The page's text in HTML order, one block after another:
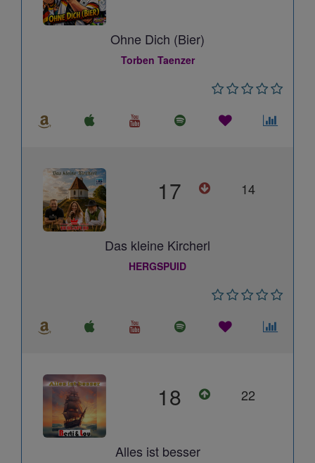
Ohne Dich (Bier)
Torben Taenzer
17 14
Das kleine Kircherl
HERGSPUID
18 22
Alles ist besser